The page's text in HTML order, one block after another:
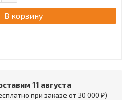
В корзину
11 августа
при заказе от 30 000 ₽)